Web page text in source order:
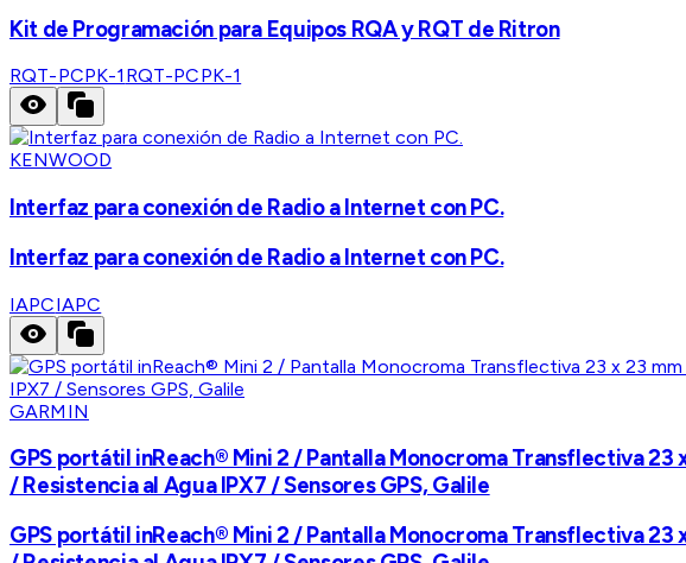
Kit de Programación para Equipos RQA y RQT de Ritron
RQT-PCPK-1 RQT-PCPK-1
KENWOOD
Interfaz para conexión de Radio a Internet con PC.
Interfaz para conexión de Radio a Internet con PC.
IAPCIAPC
GARMIN
GPS portátil inReach® Mini 2 / Pantalla Monocroma Transflectiva
/ Resistencia al Agua IPX7 / Sensores GPS, Galile
GPS portátil inReach® Mini 2 / Pantalla Monocroma Transflectiva